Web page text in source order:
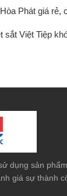
với khả
10 bộ mã số
Phát giá rẻ,
sắt Việt Tiệp
dụng sản
giá sự thành